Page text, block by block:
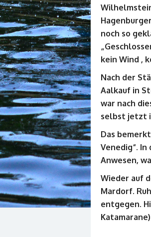
noch so
kein Wind ,
Nach der
Aalkauf in
war nach
selbst jetzt
Das
Venedig“.
Anwesen,
Wieder auf
Mardorf.
entgegen.